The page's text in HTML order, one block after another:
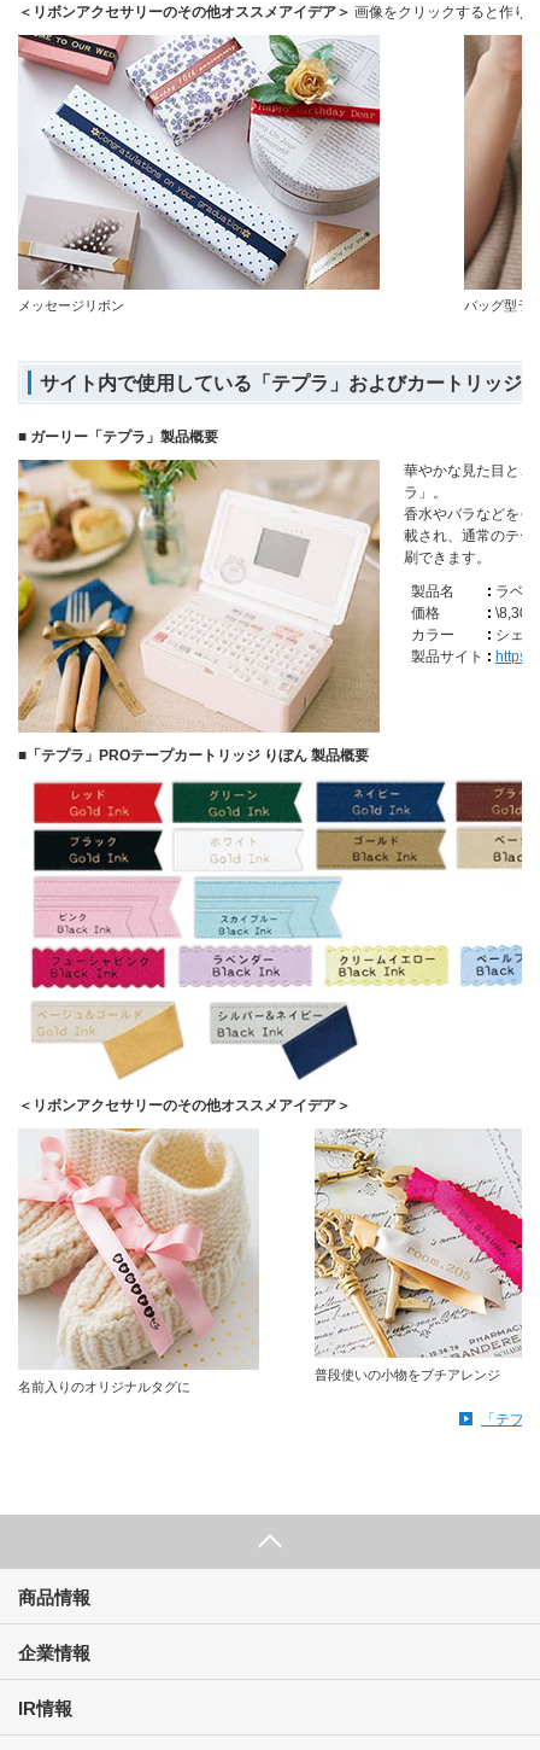
＜リボンアクセサリーのその他オススメアイデア＞ 画像をクリックすると作り
メッセージリボン バッグ型ラ
サイト内で使用している「テプラ」およびカートリッジ
■ ガーリー「テプラ」製品概要
華やかな見た目と、
ラ」。
香水やバラなどをモ
載され、通常のテー
刷できます。
製品名
ラベ
価格
カラー
シェ
製品サイト
■「テプラ」PROテープカートリッジ りぼん 製品概要
＜リボンアクセサリーのその他オススメアイデア＞
名前入りのオリジナルタグに
普段使いの小物をプチアレンジ
「テプ
商品情報
企業情報
IR情報